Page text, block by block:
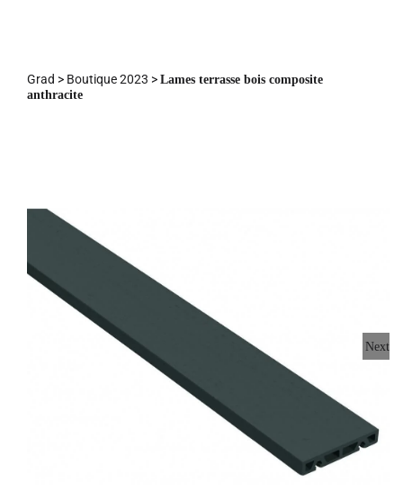
Grad > Boutique 2023 > Lames terrasse bois composite
anthracite
Next